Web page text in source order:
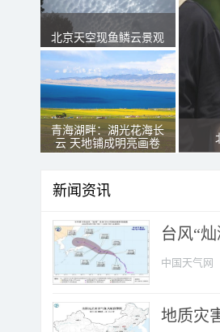
北京天空现鱼鳞云景观
青海湖畔：湖光花海长
云 天地铺成明亮画卷
新闻资讯
台风“
中国天气网
地质灾